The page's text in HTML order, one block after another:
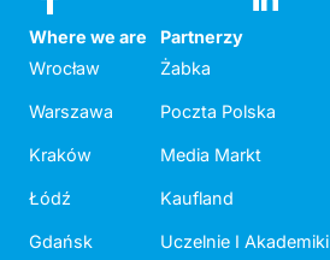
Where we are
Wrocław
Warszawa
Kraków
Łódź
Gdańsk
Partnerzy
Żabka
Poczta Polska
Media Markt
Kaufland
Uczelnie I Akademiki